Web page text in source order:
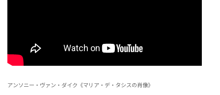
アンソニー・ヴァン・ダイク《マリア・デ・タシスの肖像》